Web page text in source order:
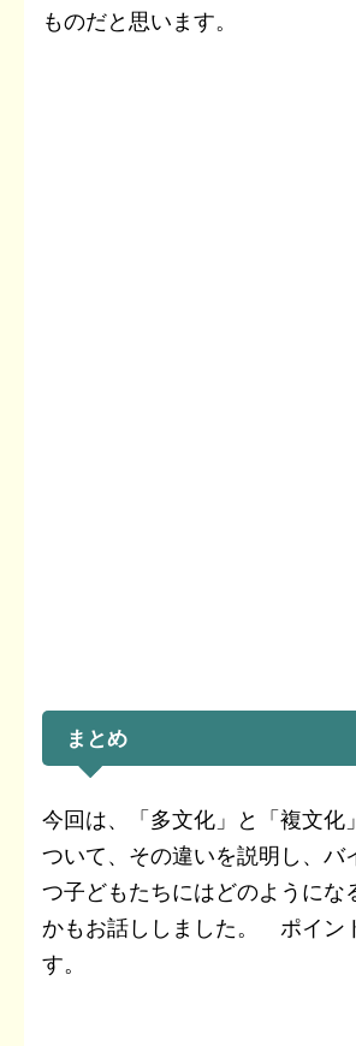
ものだと思います。
まとめ
今回は、「多文化」と「複文化
ついて、その違いを説明し、バ
つ子どもたちにはどのようにな
かもお話ししました。 ポイン
す。